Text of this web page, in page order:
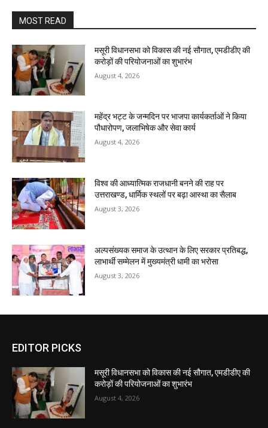
MOST READ
मसूरी विधानसभा को विकास की नई सौगात, एमडीडीए की
करोड़ों की परियोजनाओं का शुभारंभ
August 4, 2026
महेंद्र भट्ट के जन्मदिन पर भाजपा कार्यकर्ताओं ने किया
पौधारोपण, जलाभिषेक और सेवा कार्य
August 4, 2026
विश्व की आध्यात्मिक राजधानी बनने की राह पर
उत्तराखण्ड, धार्मिक स्थलों पर बढ़ा आस्था का सैलाब
August 3, 2026
अल्पसंख्यक समाज के उत्थान के लिए सरकार प्रतिबद्ध,
लाभार्थी सम्मेलन में मुख्यमंत्री धामी का भरोसा
August 3, 2026
EDITOR PICKS
मसूरी विधानसभा को विकास की नई सौगात, एमडीडीए की
करोड़ों की परियोजनाओं का शुभारंभ
August 4, 2026